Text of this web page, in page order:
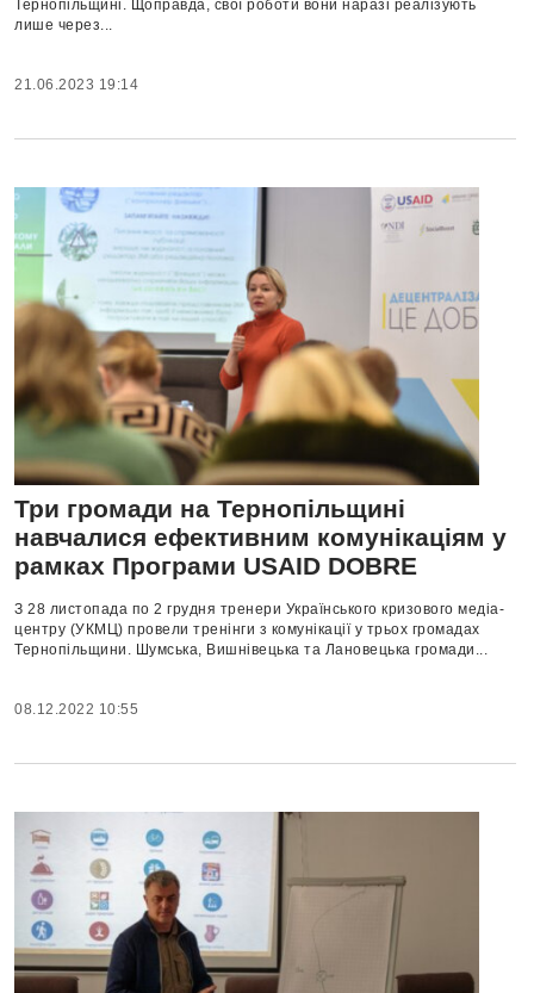
Тернопільщині. Щоправда, свої роботи вони наразі реалізують
лише через...
21.06.2023 19:14
Три громади на Тернопільщині
навчалися ефективним комунікаціям у
рамках Програми USAID DOBRE
З 28 листопада по 2 грудня тренери Українського кризового медіа-
центру (УКМЦ) провели тренінги з комунікації у трьох громадах
Тернопільщини. Шумська, Вишнівецька та Лановецька громади...
08.12.2022 10:55